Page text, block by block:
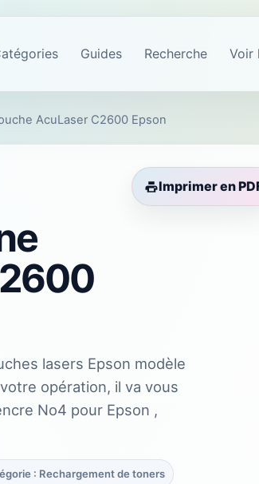
Guides Recherche Voir
AcuLaser C2600 Epson
Imprimer en
lasers Epson modèle
opération, il va vous
No4 pour Epson ,
: Rechargement de toners